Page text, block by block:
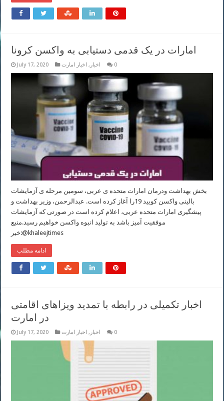
امارات در یک قدمی دستیابی به واکسن کرونا
July 17, 2020 اخبار , اخبار امارت 0
بخش بهداشت ودرمان امارات متحده ی عربی، سومین مرحله ی آزمایشات
بالینی واکسن کویید 19را آغاز کرده است. عبدالرحمن، وزیر بهداشت و
پیشگیری امارات متحده عربی، اعلام کرده است در صورتی که آزمایشات
موفقیت آمیز باشد به تولید انبوه واکسن خواهیم رسید.منبع
خیر:@khaleejtimes
ادامه مطلب
اخبار تکمیلی در رابطه با تمدید ویزاهای اقامتی
در امارت
July 17, 2020 اخبار , اخبار امارت 0